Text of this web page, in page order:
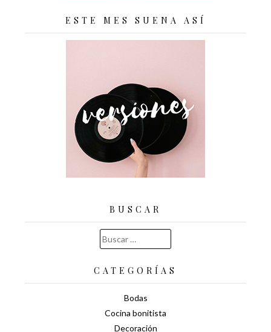
ESTE MES SUENA ASÍ
BUSCAR
Buscar:
CATEGORÍAS
Bodas
Cocina bonitista
Decoración